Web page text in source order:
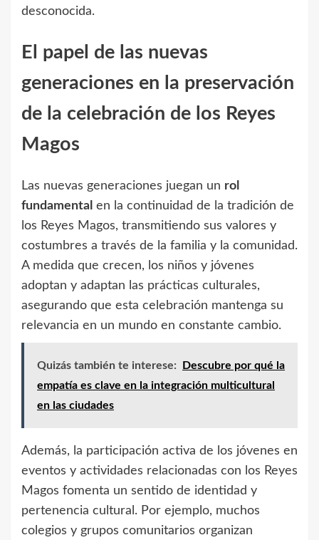
desconocida.
El papel de las nuevas
generaciones en la preservación
de la celebración de los Reyes
Magos
Las nuevas generaciones juegan un rol
fundamental en la continuidad de la tradición de
los Reyes Magos, transmitiendo sus valores y
costumbres a través de la familia y la comunidad.
A medida que crecen, los niños y jóvenes
adoptan y adaptan las prácticas culturales,
asegurando que esta celebración mantenga su
relevancia en un mundo en constante cambio.
Quizás también te interese:
Descubre por qué la
empatía es clave en la integración multicultural
en las ciudades
Además, la participación activa de los jóvenes en
eventos y actividades relacionadas con los Reyes
Magos fomenta un sentido de identidad y
pertenencia cultural. Por ejemplo, muchos
colegios y grupos comunitarios organizan